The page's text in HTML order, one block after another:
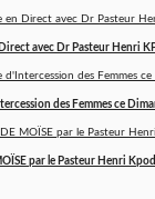
avec Dr Pasteur Henri
des Femmes ce
par le Pasteur Henri